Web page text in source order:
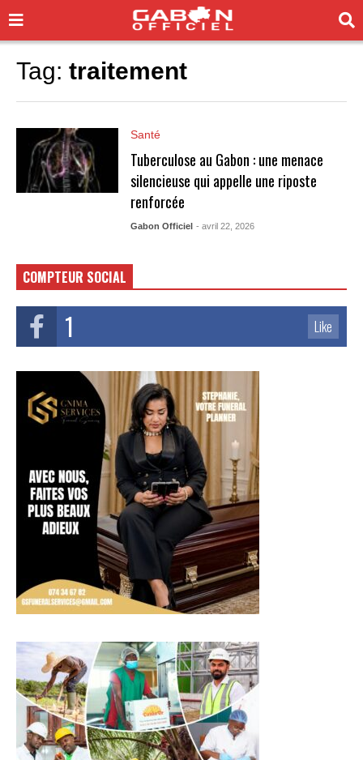
Tag: traitement
Santé
Tuberculose au Gabon : une menace
silencieuse qui appelle une riposte
renforcée
Gabon Officiel - avril 22, 2026
COMPTEUR SOCIAL
1 Like